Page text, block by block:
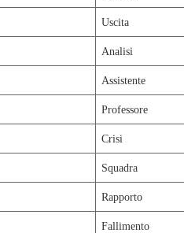
Uscita
Analisi
Assistente
Professore
Crisi
Squadra
Rapporto
Fallimento